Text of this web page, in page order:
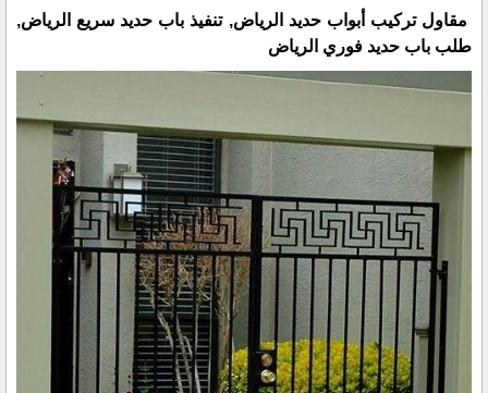
مقاول تركيب أبواب حديد الرياض, تنفيذ باب حديد سريع الرياض,
طلب باب حديد فوري الرياض